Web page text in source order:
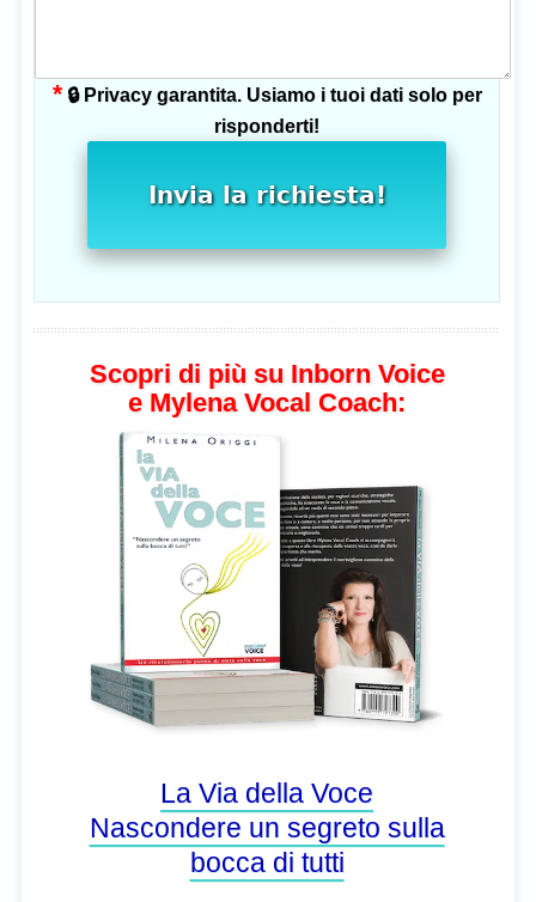
*🔒 Privacy garantita. Usiamo i tuoi dati solo per
risponderti!
Invia la richiesta!
Scopri di più su Inborn Voice
e Mylena Vocal Coach:
La Via della Voce
Nascondere un segreto sulla
bocca di tutti